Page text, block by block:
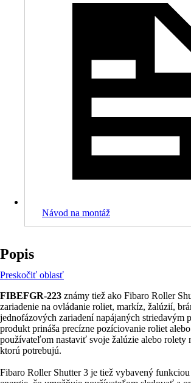
Návod na montáž
Popis
Preskočiť oblasť
FIBEFGR-223 známy tiež ako Fibaro Roller
zariadenie na ovládanie roliet, markíz, žalúzií,
jednofázových zariadení napájaných striedavým
produkt prináša precízne pozíciovanie roliet
používateľom nastaviť svoje žalúzie alebo rolety
ktorú potrebujú.
Fibaro Roller Shutter 3 je tiež vybavený